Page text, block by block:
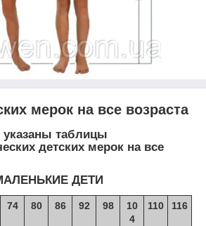
мерок на все возраста
указаны таблицы
детских мерок на все
ДЕТИ
74 80 86 92 98
10
4
110 116